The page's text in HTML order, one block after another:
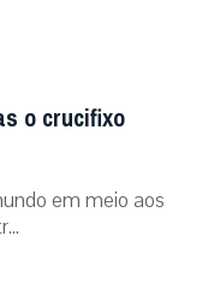
o crucifixo
em meio aos